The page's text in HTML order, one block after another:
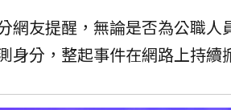
網友提醒，無論是否為公職人
身分，整起事件在網路上持續